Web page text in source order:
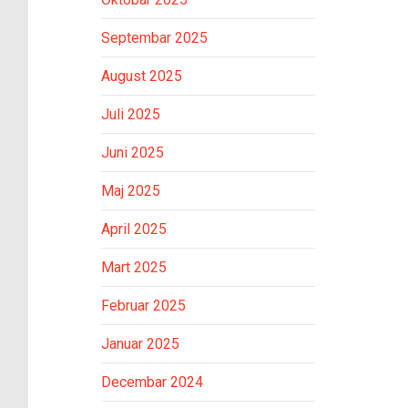
Septembar 2025
August 2025
Juli 2025
Juni 2025
Maj 2025
April 2025
Mart 2025
Februar 2025
Januar 2025
Decembar 2024